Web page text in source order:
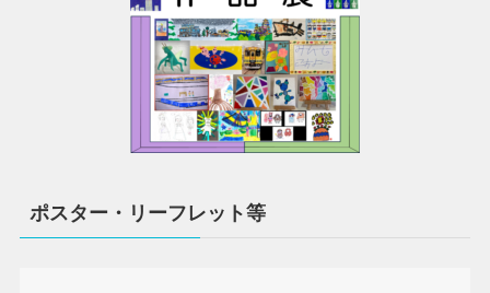
ポスター・リーフレット等